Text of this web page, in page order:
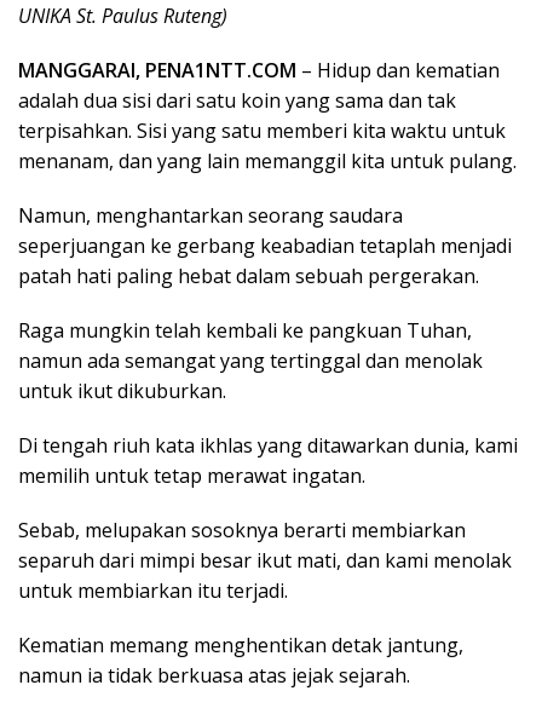
UNIKA St. Paulus Ruteng)
MANGGARAI, PENA1NTT.COM – Hidup dan kematian
adalah dua sisi dari satu koin yang sama dan tak
terpisahkan. Sisi yang satu memberi kita waktu untuk
menanam, dan yang lain memanggil kita untuk pulang.
Namun, menghantarkan seorang saudara
seperjuangan ke gerbang keabadian tetaplah menjadi
patah hati paling hebat dalam sebuah pergerakan.
Raga mungkin telah kembali ke pangkuan Tuhan,
namun ada semangat yang tertinggal dan menolak
untuk ikut dikuburkan.
Di tengah riuh kata ikhlas yang ditawarkan dunia, kami
memilih untuk tetap merawat ingatan.
Sebab, melupakan sosoknya berarti membiarkan
separuh dari mimpi besar ikut mati, dan kami menolak
untuk membiarkan itu terjadi.
Kematian memang menghentikan detak jantung,
namun ia tidak berkuasa atas jejak sejarah.